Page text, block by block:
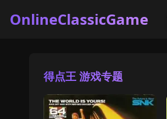
OnlineClassicGame
得点王 游戏专题